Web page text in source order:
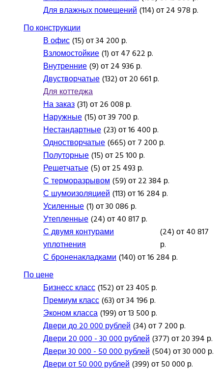
Для влажных помещений(114) от 24 978 р.
По конструкции
В офис(15) от 34 200 р.
Взломостойкие(1) от 47 622 р.
Внутренние(9) от 24 936 р.
Двустворчатые(132) от 20 661 р.
Для коттеджа
На заказ(31) от 26 008 р.
Наружные(15) от 39 700 р.
Нестандартные(23) от 16 400 р.
Одностворчатые(665) от 7 200 р.
Полуторные(15) от 25 100 р.
Решетчатые(5) от 25 493 р.
С терморазрывом(59) от 22 384 р.
С шумоизоляцией(113) от 16 284 р.
Усиленные(1) от 30 086 р.
Утепленные(24) от 40 817 р.
С двумя контурами
уплотнения
(24) от 40 817
р.
С броненакладками(140) от 16 284 р.
По цене
Бизнесс класс(152) от 23 405 р.
Премиум класс(63) от 34 196 р.
Эконом класса(199) от 13 500 р.
Двери до 20 000 рублей(34) от 7 200 р.
Двери 20 000 - 30 000 рублей(377) от 20 394 р.
Двери 30 000 - 50 000 рублей(504) от 30 000 р.
Двери от 50 000 рублей(399) от 50 000 р.